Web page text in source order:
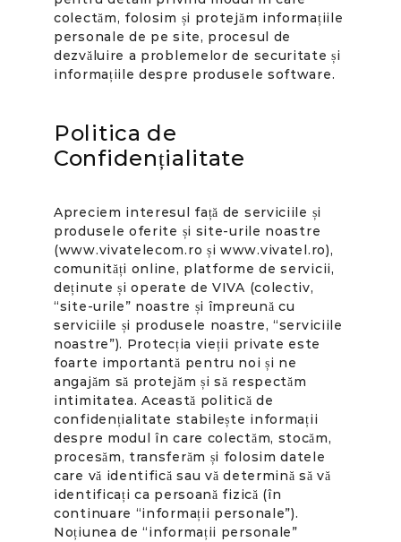
colectăm, folosim și protejăm informațiile
personale de pe site, procesul de
dezvăluire a problemelor de securitate și
informațiile despre produsele software.
Politica de
Confidențialitate
Apreciem interesul față de serviciile și
produsele oferite și site-urile noastre
(www.vivatelecom.ro și www.vivatel.ro),
comunități online, platforme de servicii,
deținute și operate de VIVA (colectiv,
“site-urile” noastre și împreună cu
serviciile și produsele noastre, “serviciile
noastre”). Protecția vieții private este
foarte importantă pentru noi și ne
angajăm să protejăm și să respectăm
intimitatea. Această politică de
confidențialitate stabilește informații
despre modul în care colectăm, stocăm,
procesăm, transferăm și folosim datele
care vă identifică sau vă determină să vă
identificați ca persoană fizică (în
continuare “informații personale”).
Noțiunea de “informații personale”